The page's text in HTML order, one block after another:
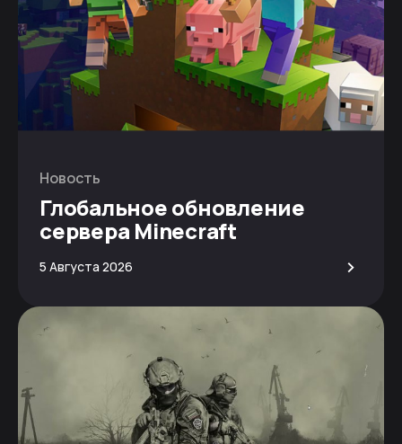
Новость
Глобальное обновление
сервера Minecraft
5 Августа 2026 >